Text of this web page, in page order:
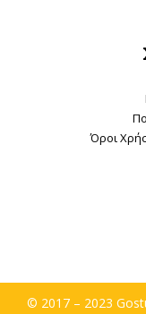
Όροι
© 2017 – 2023